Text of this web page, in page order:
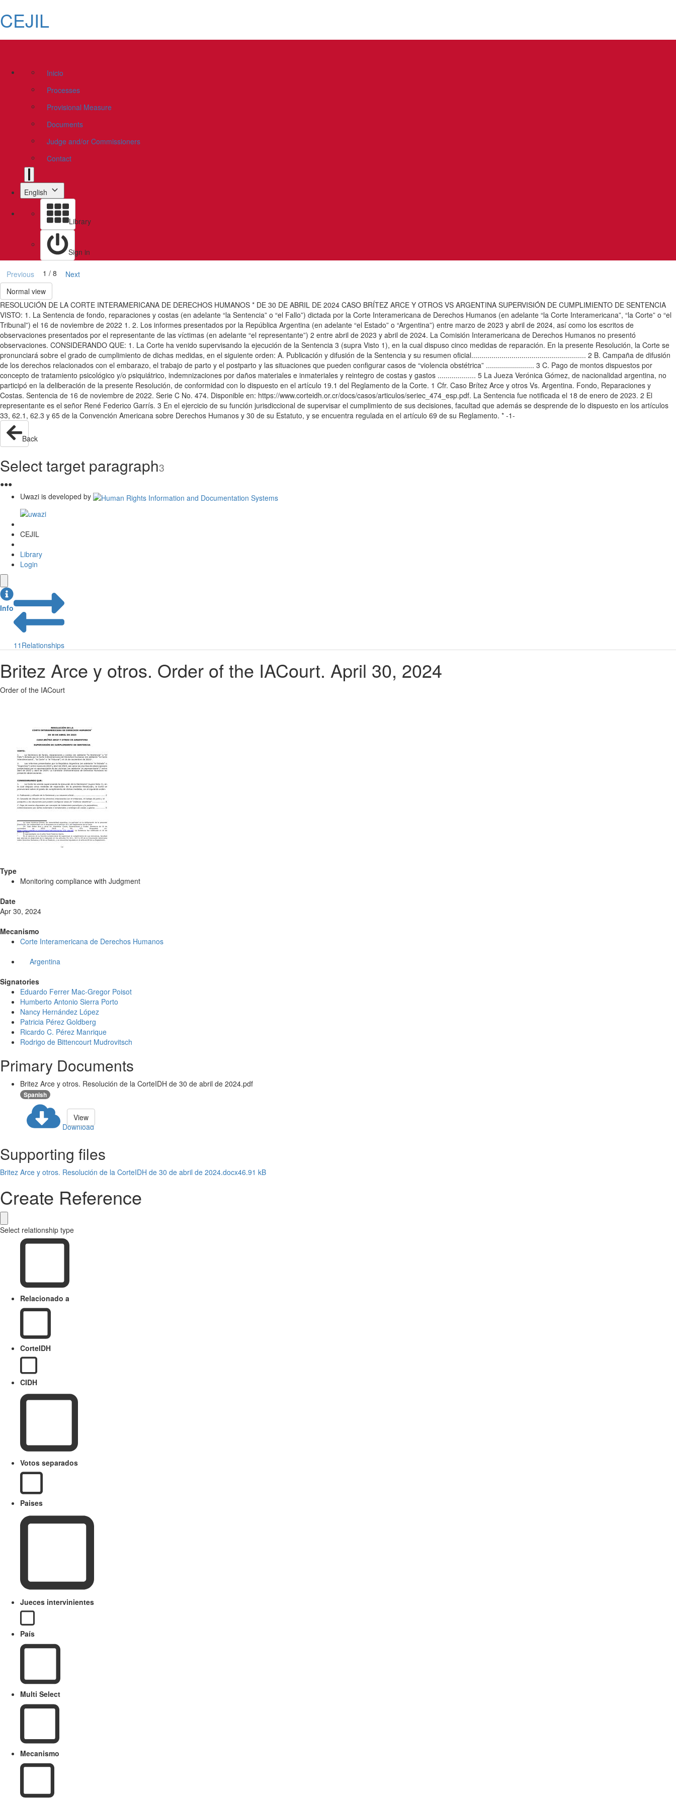
CEJIL
Inicio
Processes
Provisional Measure
Documents
Judge and/or Commissioners
Contact
English
Library
Sign in
Previous 1 / 8
Next
Normal view
RESOLUCIÓN DE LA CORTE INTERAMERICANA DE DERECHOS HUMANOS * DE 30 DE ABRIL DE 2024 CASO BRÍTEZ ARCE Y OTROS VS ARGENTINA SUPERVISIÓN DE CUMPLIMIENTO DE SENTENCIA
VISTO: 1. La Sentencia de fondo, reparaciones y costas (en adelante “la Sentencia” o “el Fallo”) dictada por la Corte Interamericana de Derechos Humanos (en adelante “la Corte Interamericana”, “la Corte” o “el
Tribunal”) el 16 de noviembre de 2022 1. 2. Los informes presentados por la República Argentina (en adelante “el Estado” o “Argentina”) entre marzo de 2023 y abril de 2024, así como los escritos de
observaciones presentados por el representante de las víctimas (en adelante “el representante”) 2 entre abril de 2023 y abril de 2024. La Comisión Interamericana de Derechos Humanos no presentó
observaciones. CONSIDERANDO QUE: 1. La Corte ha venido supervisando la ejecución de la Sentencia 3 (supra Visto 1), en la cual dispuso cinco medidas de reparación. En la presente Resolución, la Corte se
pronunciará sobre el grado de cumplimiento de dichas medidas, en el siguiente orden: A. Publicación y difusión de la Sentencia y su resumen oficial......................................................... 2 B. Campaña de difusión
de los derechos relacionados con el embarazo, el trabajo de parto y el postparto y las situaciones que pueden configurar casos de “violencia obstétrica” ........................ 3 C. Pago de montos dispuestos por
concepto de tratamiento psicológico y/o psiquiátrico, indemnizaciones por daños materiales e inmateriales y reintegro de costas y gastos ................... 5 La Jueza Verónica Gómez, de nacionalidad argentina, no
participó en la deliberación de la presente Resolución, de conformidad con lo dispuesto en el artículo 19.1 del Reglamento de la Corte. 1 Cfr. Caso Brítez Arce y otros Vs. Argentina. Fondo, Reparaciones y
Costas. Sentencia de 16 de noviembre de 2022. Serie C No. 474. Disponible en: https://www.corteidh.or.cr/docs/casos/articulos/seriec_474_esp.pdf. La Sentencia fue notificada el 18 de enero de 2023. 2 El
representante es el señor René Federico Garrís. 3 En el ejercicio de su función jurisdiccional de supervisar el cumplimiento de sus decisiones, facultad que además se desprende de lo dispuesto en los artículos
33, 62.1, 62.3 y 65 de la Convención Americana sobre Derechos Humanos y 30 de su Estatuto, y se encuentra regulada en el artículo 69 de su Reglamento. * -1-
Back
Select target paragraph3
●●●
Uwazi is developed by
CEJIL
Library
Login
Info
11 Relationships
Britez Arce y otros. Order of the IACourt. April 30, 2024
Order of the IACourt
Type
Monitoring compliance with Judgment
Date
Apr 30, 2024
Mecanismo
Corte Interamericana de Derechos Humanos
Argentina
Signatories
Eduardo Ferrer Mac-Gregor Poisot
Humberto Antonio Sierra Porto
Nancy Hernández López
Patricia Pérez Goldberg
Ricardo C. Pérez Manrique
Rodrigo de Bittencourt Mudrovitsch
Primary Documents
Britez Arce y otros. Resolución de la CorteIDH de 30 de abril de 2024.pdf
Spanish
Download
View
Supporting files
Britez Arce y otros. Resolución de la CorteIDH de 30 de abril de 2024.docx46.91 kB
Create Reference
Select relationship type
Relacionado a
CorteIDH
CIDH
Votos separados
Paises
Jueces intervinientes
País
Multi Select
Mecanismo